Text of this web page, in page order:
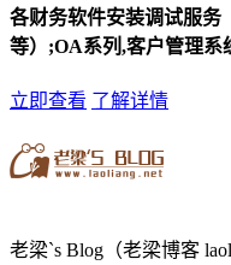
各财务软件安装调试服务
等）;OA系列,客户管理系
立即查看 了解详情
老梁`s Blog（老梁博客